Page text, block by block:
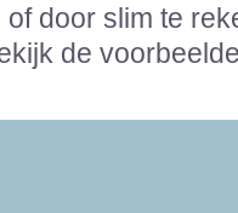
of door slim te
de